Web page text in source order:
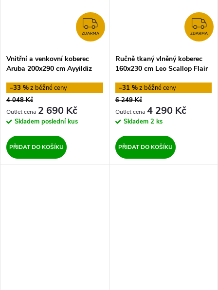
ZDARMA
ZDARMA
Vnitřní a venkovní koberec
Aruba 200x290 cm Ayyildiz
–33 %
4 048 Kč
2 690 Kč
Skladem poslední kus
PŘIDAT DO KOŠÍKU
ZDARMA
Ručně tkaný vlněný koberec
160x230 cm Leo Scallop Flair
–31 %
6 249 Kč
4 290 Kč
Skladem 2 ks
PŘIDAT DO KOŠÍKU